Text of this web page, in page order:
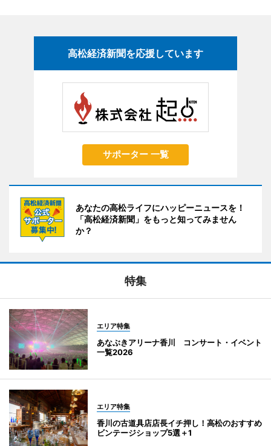
高松経済新聞を応援しています
サポーター 一覧
あなたの高松ライフにハッピーニュースを！
「高松経済新聞」をもっと知ってみません
か？
特集
エリア特集
あなぶきアリーナ香川 コンサート・イベント
一覧2026
エリア特集
香川の古道具店店長イチ押し！高松のおすすめ
ビンテージショップ5選＋1